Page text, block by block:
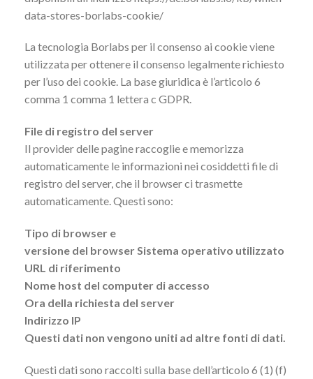
data-stores-borlabs-cookie/
La tecnologia Borlabs per il consenso ai cookie viene
utilizzata per ottenere il consenso legalmente richiesto
per l’uso dei cookie. La base giuridica è l’articolo 6
comma 1 comma 1 lettera c GDPR.
File di registro del server
Il provider delle pagine raccoglie e memorizza
automaticamente le informazioni nei cosiddetti file di
registro del server, che il browser ci trasmette
automaticamente. Questi sono:
Tipo di browser e
versione del browser Sistema operativo utilizzato
URL di riferimento
Nome host del computer di accesso
Ora della richiesta del server
Indirizzo IP
Questi dati non vengono uniti ad altre fonti di dati.
Questi dati sono raccolti sulla base dell’articolo 6 (1) (f)